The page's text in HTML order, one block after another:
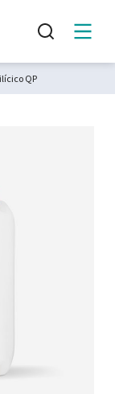
QP